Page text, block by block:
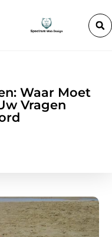
plaktegels
Waar Moet
Vragen